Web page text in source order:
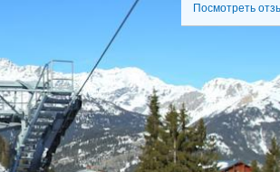
Посмотреть